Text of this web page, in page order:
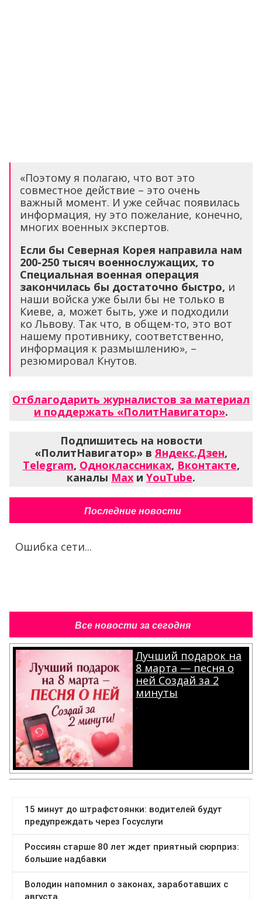
«Поэтому я полагаю, что вот это
совместное действие – это очень
важный момент. И уже сейчас появилась
информация, ну это пожелание, конечно,
многих военных экспертов.
Если бы Северная Корея направила нам
200-250 тысяч военнослужащих, то
Специальная военная операция
закончилась бы достаточно быстро, и
наши войска уже были бы не только в
Киеве, а, может быть, уже и подходили
ко Львову. Так что, в общем-то, это вот
нашему противнику, соответственно,
информация к размышлению», –
резюмировал Кнутов.
Отблагодарить журналистов за материал
и поддержать «ПолитНавигатор».
Подпишитесь на новости
«ПолитНавигатор» вЯндекс.Дзен,
Telegram, Одноклассниках, Вконтакте,
каналы Max и YouTube.
Последние новости
Ошибка сети...
Все новости за сегодня
Лучший подарок на
8 марта — песня о
ней Создай за 2
минуты
.